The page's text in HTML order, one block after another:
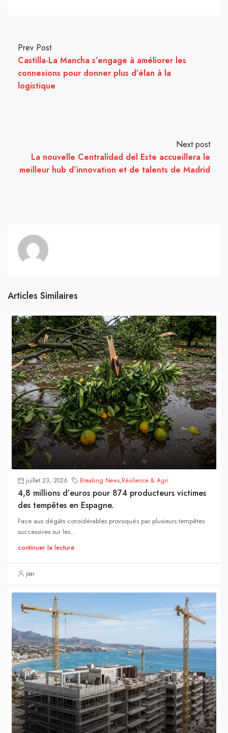
Prev Post
Castilla-La Mancha s’engage à améliorer les
connexions pour donner plus d’élan à la
logistique
Next post
La nouvelle Centralidad del Este accueillera le
meilleur hub d’innovation et de talents de Madrid
Articles Similaires
juillet 23, 2026 Breaking News,Résilience & Agri
4,8 millions d’euros pour 874 producteurs victimes
des tempêtes en Espagne.
Face aux dégâts considérables provoqués par plusieurs tempêtes
successives sur les...
continuer la lecture
par